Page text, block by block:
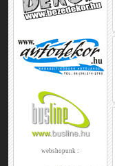
webshopunk :